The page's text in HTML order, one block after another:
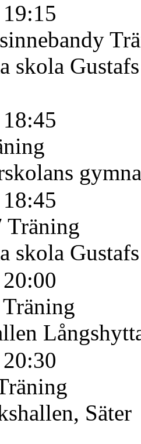
skola
Träning
skola
Träning
Säter